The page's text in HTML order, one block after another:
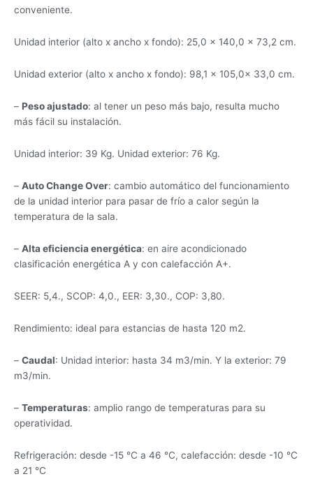
conveniente.
Unidad interior (alto x ancho x fondo): 25,0 x 140,0 x 73,2 cm.
Unidad exterior (alto x ancho x fondo): 98,1 x 105,0x 33,0 cm.
– Peso ajustado: al tener un peso más bajo, resulta mucho
más fácil su instalación.
Unidad interior: 39 Kg. Unidad exterior: 76 Kg.
– Auto Change Over: cambio automático del funcionamiento
de la unidad interior para pasar de frío a calor según la
temperatura de la sala.
– Alta eficiencia energética: en aire acondicionado
clasificación energética A y con calefacción A+.
SEER: 5,4., SCOP: 4,0., EER: 3,30., COP: 3,80.
Rendimiento: ideal para estancias de hasta 120 m2.
– Caudal: Unidad interior: hasta 34 m3/min. Y la exterior: 79
m3/min.
– Temperaturas: amplio rango de temperaturas para su
operatividad.
Refrigeración: desde -15 °C a 46 °C, calefacción: desde -10 °C
a 21 °C